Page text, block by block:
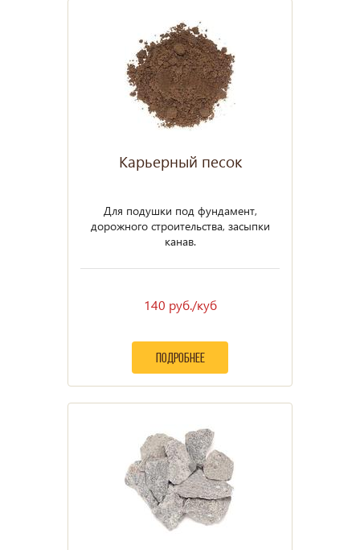
Карьерный песок
Для подушки под фундамент,
дорожного строительства, засыпки
канав.
140 руб./куб
подробнее